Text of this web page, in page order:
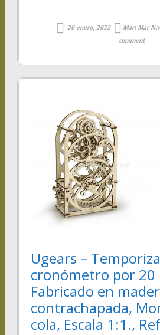
20 enero, 2022 Mari Mar
comment
Ugears –
cronómetro por 20
Fabricado en
contrachapada,
cola, Escala 1:1.,